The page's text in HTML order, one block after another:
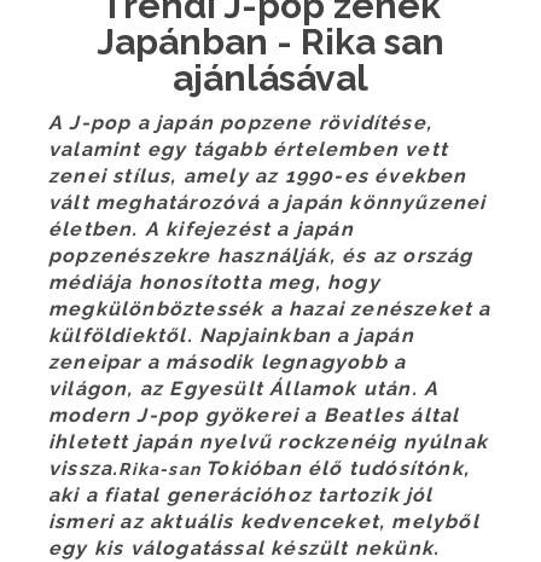
Japánban - Rika san
ajánlásával
A J-pop a japán popzene rövidítése,
valamint egy tágabb értelemben vett
zenei stílus, amely az 1990-es években
vált meghatározóvá a japán könnyűzenei
életben. A kifejezést a japán
popzenészekre használják, és az ország
médiája honosította meg, hogy
megkülönböztessék a hazai zenészeket a
külföldiektől. Napjainkban a japán
zeneipar a második legnagyobb a
világon, az Egyesült Államok után. A
modern J-pop gyökerei a Beatles által
ihletett japán nyelvű rockzenéig nyúlnak
vissza.Rika-san Tokióban élő tudósítónk,
aki a fiatal generációhoz tartozik jól
ismeri az aktuális kedvenceket, melyből
egy kis válogatással készült nekünk.